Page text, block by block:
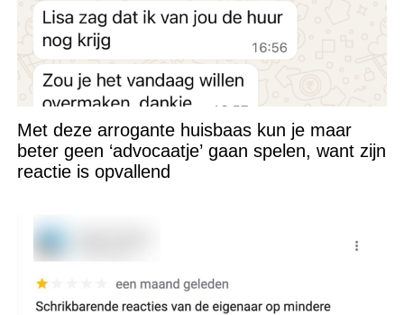
Met deze arrogante huisbaas kun je maar
beter geen ‘advocaatje’ gaan spelen, want zijn
reactie is opvallend